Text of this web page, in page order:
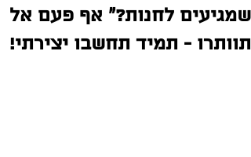
שמגיעים לחנות?״ אף פעם אל
תוותרו - תמיד תחשבו יצירתי!